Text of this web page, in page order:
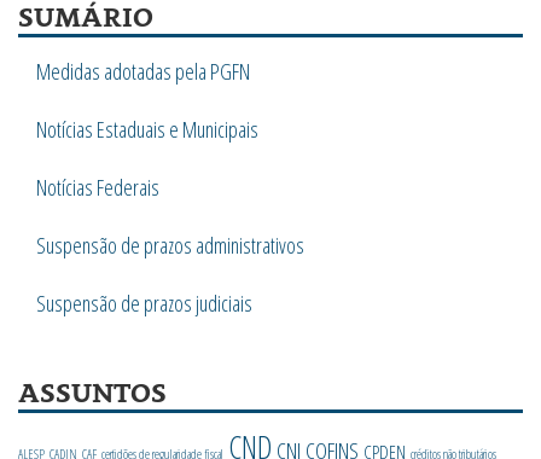
SUMÁRIO
Medidas adotadas pela PGFN
Notícias Estaduais e Municipais
Notícias Federais
Suspensão de prazos administrativos
Suspensão de prazos judiciais
ASSUNTOS
ALESP CADIN CAF certidões de regularidade fiscal CND CNJ COFINS CPDEN créditos não tributários